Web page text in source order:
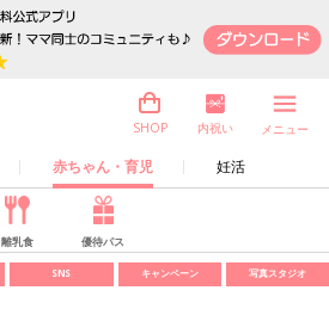
赤ちゃん・育児 妊活
SHOP 内祝い メニュー
離乳食 優待パス
SNS キャンペーン 写真スタジオ